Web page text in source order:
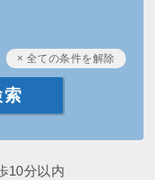
× 全ての条件を解除
10分以内